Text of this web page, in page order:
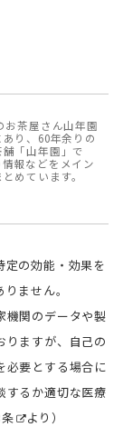
お茶屋さん山年園
り、60年余りの
「山年園」で
報などをメイン
めています。
の効能・効果を
ません。
機関のデータや製
りますが、自己の
必要とする場合に
するか適切な医療
より）